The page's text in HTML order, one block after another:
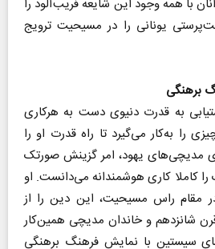
با همه وجود این شایعه فریب‌آلود را
یونانی را در مسیحیت ترویج
برهنگی
به قدرت دنیوی دست به هر‌کاری
را به‌کار می‌گیرد تا راه قدرت او را
مدیچی‌های یهود، امر گزینش صورتک
کاملا کاری هوشمندانه می‌دانست. او
مقام راس مسیحیت، این دین را از
شانزدهم و خاندان مدیچی همین‌کار
سیستین با نمایش فرهنگ برهنگی